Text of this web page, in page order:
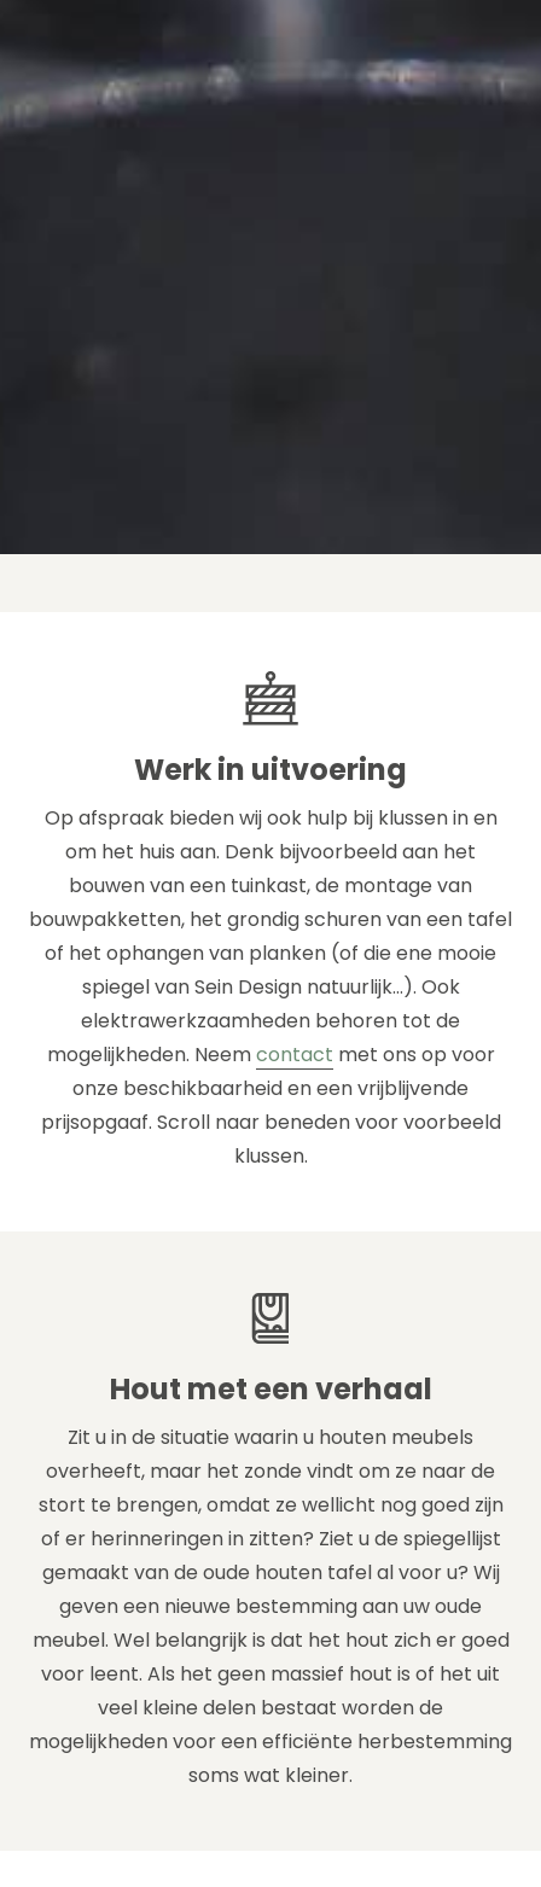
Werk in uitvoering
Op afspraak bieden wij ook hulp bij klussen in en
om het huis aan. Denk bijvoorbeeld aan het
bouwen van een tuinkast, de montage van
bouwpakketten, het grondig schuren van een tafel
of het ophangen van planken (of die ene mooie
spiegel van Sein Design natuurlijk…). Ook
elektrawerkzaamheden behoren tot de
mogelijkheden. Neemcontact met ons op voor
onze beschikbaarheid en een vrijblijvende
prijsopgaaf. Scroll naar beneden voor voorbeeld
klussen.
Hout met een verhaal
Zit u in de situatie waarin u houten meubels
overheeft, maar het zonde vindt om ze naar de
stort te brengen, omdat ze wellicht nog goed zijn
of er herinneringen in zitten? Ziet u de spiegellijst
gemaakt van de oude houten tafel al voor u? Wij
geven een nieuwe bestemming aan uw oude
meubel. Wel belangrijk is dat het hout zich er goed
voor leent. Als het geen massief hout is of het uit
veel kleine delen bestaat worden de
mogelijkheden voor een efficiënte herbestemming
soms wat kleiner.